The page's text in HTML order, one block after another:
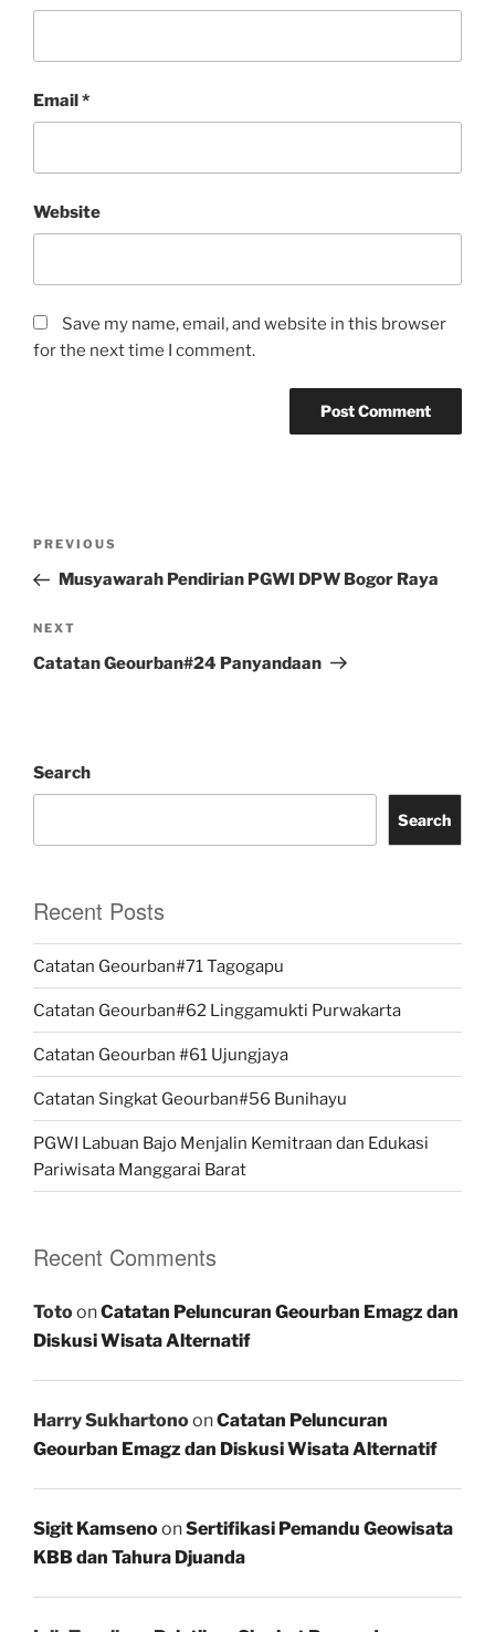
Email*
Website
Save my name, email, and website in this browser
for the next time I comment.
Post
Previous
Post
PREVIOUS
Musyawarah Pendirian PGWI DPW Bogor Raya
Next
Post
NEXT
Catatan Geourban#24 Panyandaan
Search
Search
Recent Posts
Catatan Geourban#71 Tagogapu
Catatan Geourban#62 Linggamukti Purwakarta
Catatan Geourban #61 Ujungjaya
Catatan Singkat Geourban#56 Bunihayu
PGWI Labuan Bajo Menjalin Kemitraan dan Edukasi
Pariwisata Manggarai Barat
Recent Comments
TotoonCatatan Peluncuran Geourban Emagz dan
Diskusi Wisata Alternatif
Harry SukhartonoonCatatan Peluncuran
Geourban Emagz dan Diskusi Wisata Alternatif
Sigit KamsenoonSertifikasi Pemandu Geowisata
KBB dan Tahura Djuanda